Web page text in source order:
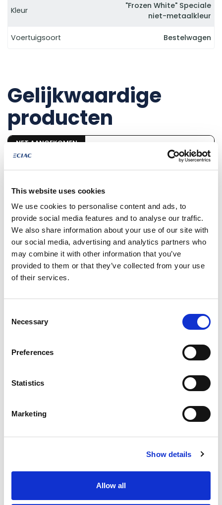
This website uses cookies
We use cookies to personalise content and ads, to
provide social media features and to analyse our traffic.
We also share information about your use of our site with
our social media, advertising and analytics partners who
may combine it with other information that you’ve
provided to them or that they’ve collected from your use
of their services.
Selection
Necessary
Preferences
Statistics
Marketing
Show details
Allow all
Kleur
"Frozen White" Speciale
niet-metaalkleur
Voertuigsoort Bestelwagen
Gelijkwaardige
producten
NET AANGEKOMEN
€ 37.577
02937
Elektrisch